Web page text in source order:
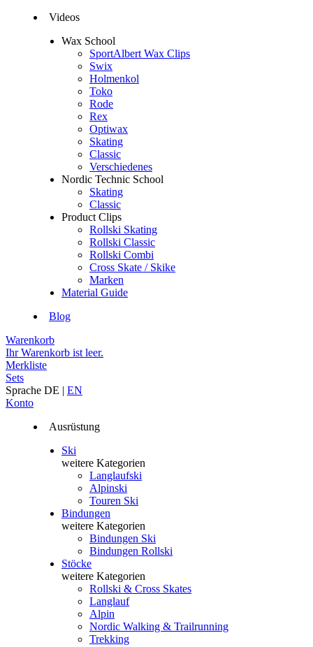
Videos
Wax School
SportAlbert Wax Clips
Swix
Holmenkol
Toko
Rode
Rex
Optiwax
Skating
Classic
Verschiedenes
Nordic Technic School
Skating
Classic
Product Clips
Rollski Skating
Rollski Classic
Rollski Combi
Cross Skate / Skike
Marken
Material Guide
Blog
Warenkorb
Ihr Warenkorb ist leer.
Merkliste
Sets
Sprache DE | EN
Konto
Ausrüstung
Ski
weitere Kategorien
Langlaufski
Alpinski
Touren Ski
Bindungen
weitere Kategorien
Bindungen Ski
Bindungen Rollski
Stöcke
weitere Kategorien
Rollski & Cross Skates
Langlauf
Alpin
Nordic Walking & Trailrunning
Trekking